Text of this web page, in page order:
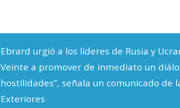
Ebrard urgió a los líderes de Rusia y
Veinte a promover de inmediato un
hostilidades”, señala un comunicado de
Exteriores